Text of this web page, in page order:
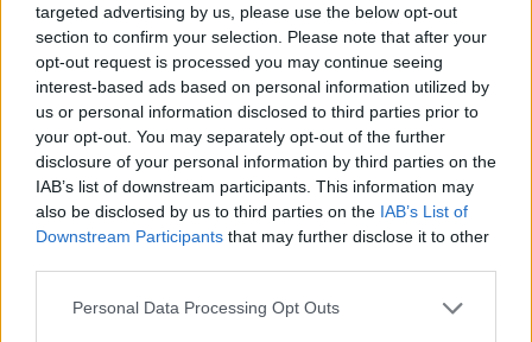
targeted advertising by us, please use the below opt-out
section to confirm your selection. Please note that after your
opt-out request is processed you may continue seeing
interest-based ads based on personal information utilized by
us or personal information disclosed to third parties prior to
your opt-out. You may separately opt-out of the further
disclosure of your personal information by third parties on the
IAB’s list of downstream participants. This information may
also be disclosed by us to third parties on the IAB’s List of
Downstream Participants that may further disclose it to other
Personal Data Processing Opt Outs
Katru dienu pa mazam brīnumam
Vaivaros pavadīti trīs mēneši, kuru laikā sasniegti
daudzi mazie mērķi. Pirmais no tiem – iemācīties
iesēsties ratiņkrēslā un to pārvaldīt, lai varētu
pārvietoties. Nākamais mērķis bijis aizbraukt līdz